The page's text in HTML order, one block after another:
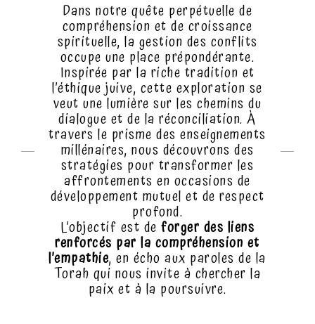
Dans notre quête perpétuelle de
compréhension et de croissance
spirituelle, la gestion des conflits
occupe une place prépondérante.
Inspirée par la riche tradition et
l’éthique juive, cette exploration se
veut une lumière sur les chemins du
dialogue et de la réconciliation. À
travers le prisme des enseignements
millénaires, nous découvrons des
stratégies pour transformer les
affrontements en occasions de
développement mutuel et de respect
profond.
L’objectif est de forger des liens
renforcés par la compréhension et
l’empathie, en écho aux paroles de la
Torah qui nous invite à chercher la
paix et à la poursuivre.